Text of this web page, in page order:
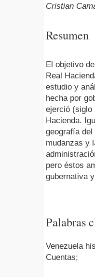
Cristian
Resumen
El objetivo
Real
estudio y
hecha por
ejerció (siglo
Hacienda.
geografía
mudanzas y
pero éstos
gubernativa
Palabras
Venezuela
Cuentas;